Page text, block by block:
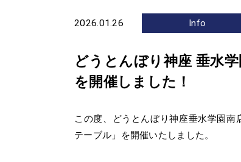
2026.01.26 Info
どうとんぼり神座 垂水
を開催しました！
この度、どうとんぼり神座垂水学園
テーブル」を開催いたしました。